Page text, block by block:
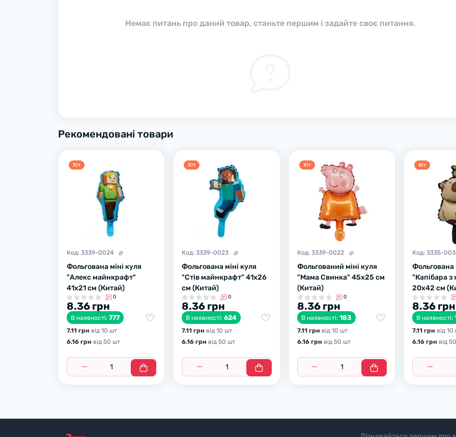
Немає питань про даний товар, станьте першим і задайте своє питання.
Рекомендовані товари
Хiт
Код: 3339-0024
Фольгована міні куля
"Алекс майнкрафт"
41х21 см (Китай)
0
8.36 грн
В наявності: 777
7.11 грн вiд 10 шт
6.16 грн вiд 50 шт
Хiт
Код:3339-0023
Фольгована міні куля
"Стів майнкрафт" 41х26
см (Китай)
0
8.36 грн
В наявності:624
7.11 грн вiд 10 шт
6.16 грн вiд 50 шт
Хiт
Код: 3339-0022
Фольгований міні куля
"Мама Свинка" 45х25 см
(Китай)
0
8.36 грн
В наявності: 183
7.11 грн вiд 10 шт
6.16 грн вiд 50 шт
Хiт
Код:3335-
Фольгована
"Капібара з
20х42 см
8.36 грн
В наявності:
7.11 грн вiд 10
6.16 грн вiд